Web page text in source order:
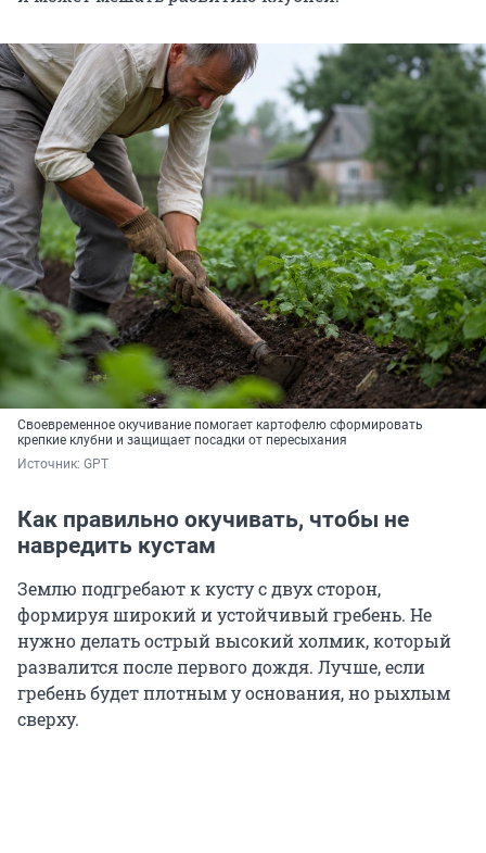
Своевременное окучивание помогает картофелю сформировать
крепкие клубни и защищает посадки от пересыхания
Источник: GPT
Как правильно окучивать, чтобы не
навредить кустам
Землю подгребают к кусту с двух сторон,
формируя широкий и устойчивый гребень. Не
нужно делать острый высокий холмик, который
развалится после первого дождя. Лучше, если
гребень будет плотным у основания, но рыхлым
сверху.